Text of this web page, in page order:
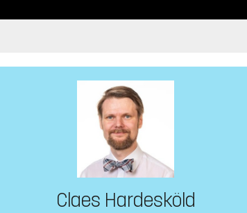
Claes Hardesköld